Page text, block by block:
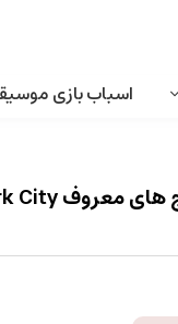
اسباب بازی